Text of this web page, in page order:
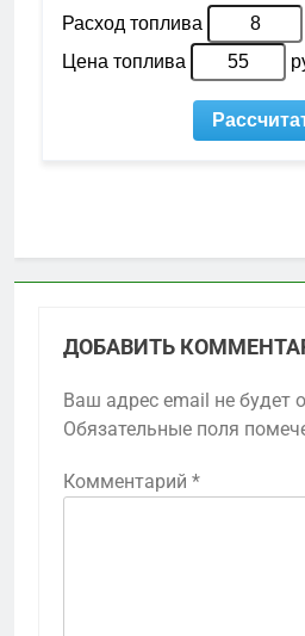
ДОБАВИТЬ
Ваш адрес email не будет
Обязательные поля
Комментарий *